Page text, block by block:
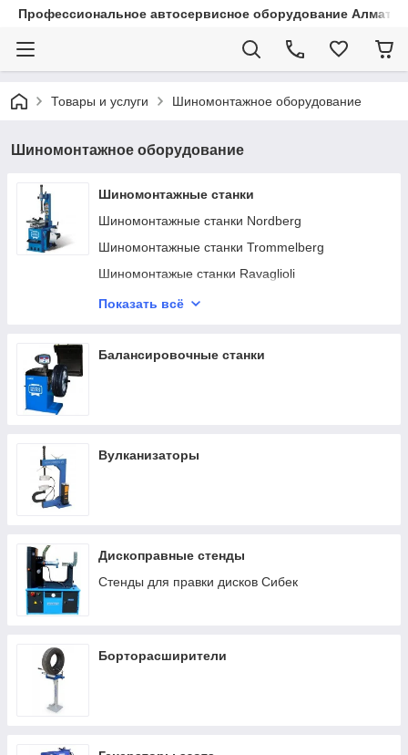
Профессиональное автосервисное оборудование Алматы
Товары и услуги Шиномонтажное оборудование
Шиномонтажное оборудование
Шиномонтажные станки
Шиномонтажные станки Nordberg
Шиномонтажные станки Trommelberg
Шиномонтажые станки Ravaglioli
"Третья рука" для ШМС
Шиномонтажные станки ТехноВектор
Показать всё
Балансировочные станки
Вулканизаторы
Дископравные стенды
Стенды для правки дисков Сибек
Борторасширители